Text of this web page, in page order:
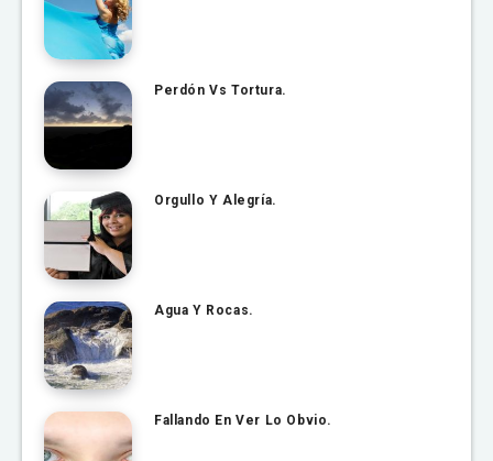
Perdón Vs Tortura.
Orgullo Y Alegría.
Agua Y Rocas.
Fallando En Ver Lo Obvio.